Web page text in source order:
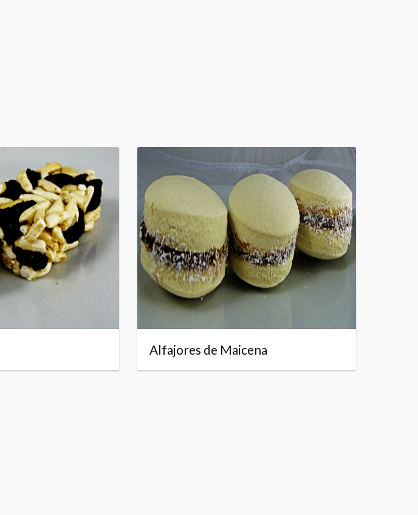
Alfajores de Maicena